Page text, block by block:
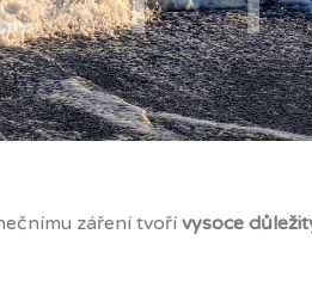
záření tvoří vysoce